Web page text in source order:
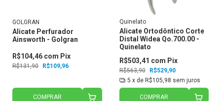
GOLGRAN
Alicate Perfurador
Ainsworth - Golgran
R$131,90 R$109,96
R$104,46 com Pix
COMPRAR
Quinelato
Alicate Ortodôntico Corte
Distal Widea Qo.700.00 -
Quinelato
R$563,90 R$529,90
R$503,41 com Pix
5 x de R$105,98 sem juros
COMPRAR